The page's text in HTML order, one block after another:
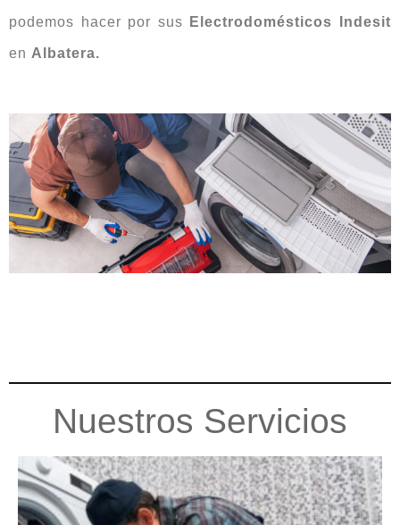
podemos hacer por sus Electrodomésticos Indesit
en Albatera.
Nuestros Servicios